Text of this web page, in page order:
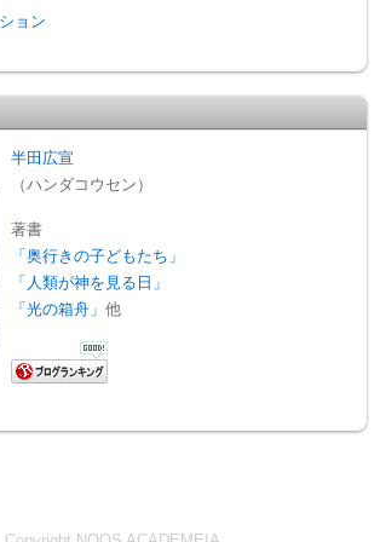
ョン
半田広宣
（ハンダコウセン）
著書
「奥行きの子どもたち」
「人類が神を見る日」
「光の箱舟」他